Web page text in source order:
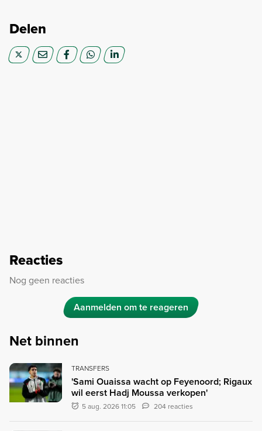
Delen
Reacties
Nog geen reacties
Aanmelden om te reageren
Net binnen
TRANSFERS
'Sami Ouaissa wacht op Feyenoord; Rigaux
wil eerst Hadj Moussa verkopen'
5 aug. 2026 11:05 204 reacties